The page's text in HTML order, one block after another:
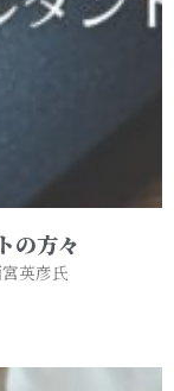
の方々
英彦氏